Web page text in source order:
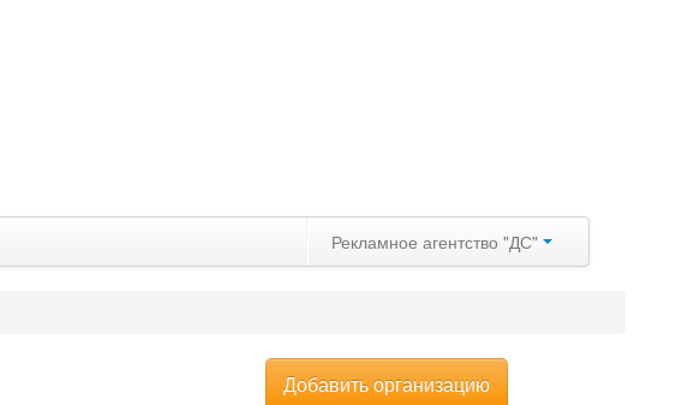
Рекламное агентство "ДС"
Добавить организацию